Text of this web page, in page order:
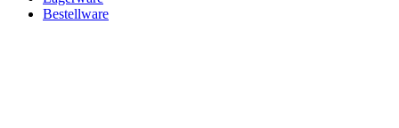
Bestellware